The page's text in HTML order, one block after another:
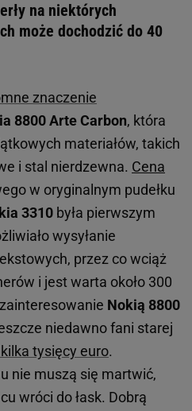
na niektórych
może dochodzić do 40
znaczenie
8800 Arte Carbon, która
materiałów, takich
i stal nierdzewna. Cena
w oryginalnym pudełku
3310 była pierwszym
wysyłanie
przez co wciąż
i jest warta około 300
Nokią 8800
niedawno fani starej
tysięcy euro.
nie muszą się martwić,
wróci do łask. Dobrą